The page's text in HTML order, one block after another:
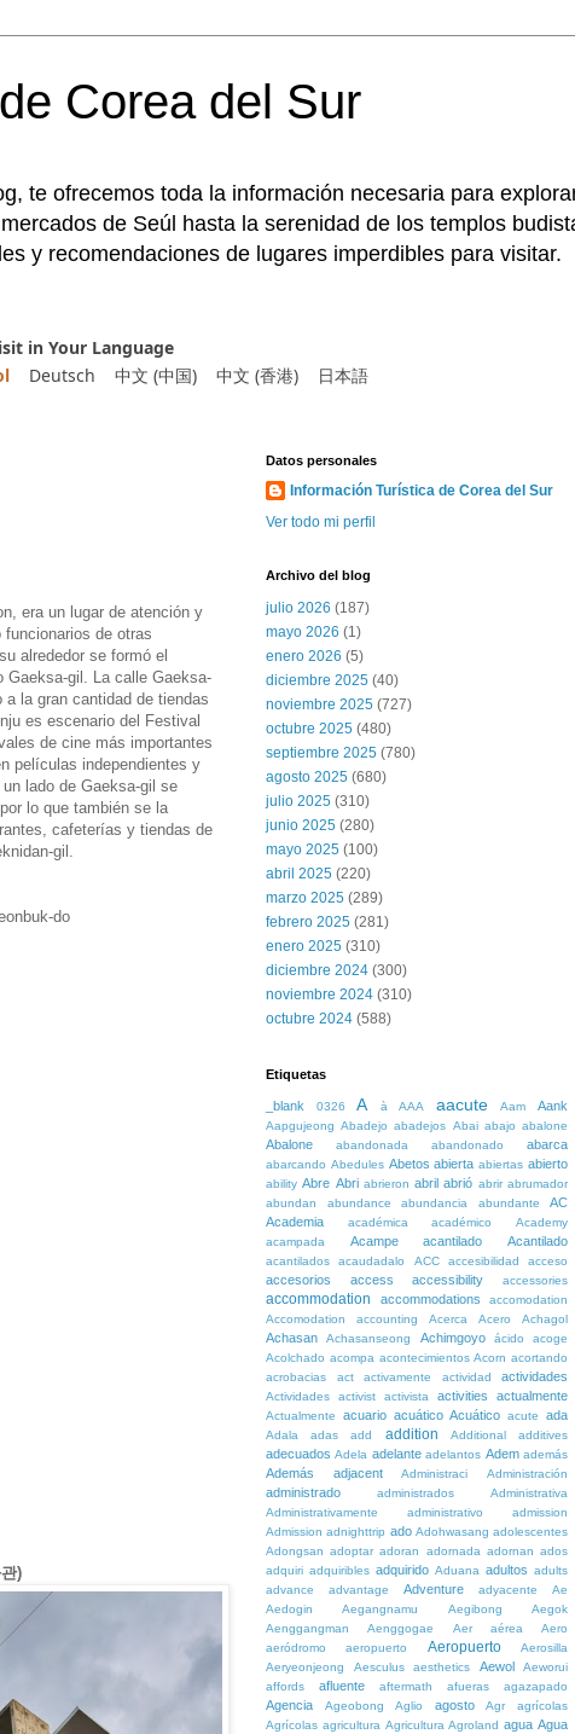
Corea del Sur
te ofrecemos toda la información necesaria para
de Seúl hasta la serenidad de los templos
y recomendaciones de lugares imperdibles para visitar.
in Your Language
Deutsch 中文 (中国) 中文 (香港) 日本語
era un lugar de atención y
de otras
su alrededor se formó el
Gaeksa-gil. La calle Gaeksa-
la gran cantidad de tiendas
es escenario del Festival
de cine más importantes
películas independientes y
lado de Gaeksa-gil se
lo que también se la
cafeterías y tiendas de
gil.
do
)
Datos personales
Información Turística de Corea del Sur
Ver todo mi perfil
Archivo del blog
julio 2026 (187)
mayo 2026 (1)
enero 2026 (5)
diciembre 2025 (40)
noviembre 2025 (727)
octubre 2025 (480)
septiembre 2025 (780)
agosto 2025 (680)
julio 2025 (310)
junio 2025 (280)
mayo 2025 (100)
abril 2025 (220)
marzo 2025 (289)
febrero 2025 (281)
enero 2025 (310)
diciembre 2024 (300)
noviembre 2024 (310)
octubre 2024 (588)
Etiquetas
_blank 0326 A à AAA aacute Aam Aank
Aapgujeong Abadejo abadejos Abai abajo abalone
Abalone abandonada abandonado abarca
abarcando Abedules Abetos abierta abiertas abierto
ability Abre Abri abrieron abril abrió abrir abrumador
abundan
abundance abundancia abundante
AC
Academia
académica académico
Academy
acampada
Acampe acantilado Acantilado
acantilados acaudadalo ACC accesibilidad acceso
accesorios access accessibility accessories
accommodation accommodations
accomodation
Accomodation
accounting Acerca Acero Achagol
Achasan Achasanseong Achimgoyo ácido
acoge
Acolchado acompa acontecimientos Acorn acortando
acrobacias
act activamente actividad actividades
Actividades activist activista activities actualmente
Actualmente acuario acuático Acuático acute ada
Adala adas add addition Additional additives
adecuados Adela adelante adelantos Adem además
Además adjacent Administraci Administración
administrado administrados
Administrativa
Administrativamente
administrativo
admission
Admission adnighttrip ado Adohwasang adolescentes
Adongsan adoptar adoran adornada adornan ados
adquiri adquiribles adquirido Aduana adultos adults
advance
advantage Adventure adyacente
Ae
Aedogin
Aegangnamu Aegibong
Aegok
Aenggangman
Aenggogae Aer aérea
Aero
aeródromo
aeropuerto Aeropuerto
Aerosilla
Aeryeonjeong
Aesculus aesthetics Aewol
Aeworui
affords
afluente aftermath afueras agazapado
Agencia Ageobong Aglio agosto Agr
agrícolas
Agrícolas agricultura Agricultura Agroland agua Agua